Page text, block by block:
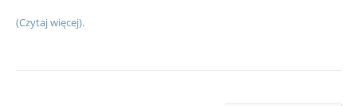
(Czytaj więcej).